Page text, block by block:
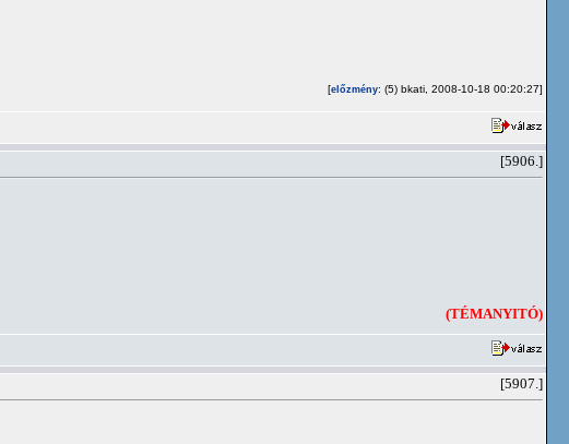
[előzmény: (5) bkati, 2008-10-18 00:20:27]
[5906.]
(TÉMANYITÓ)
[5907.]